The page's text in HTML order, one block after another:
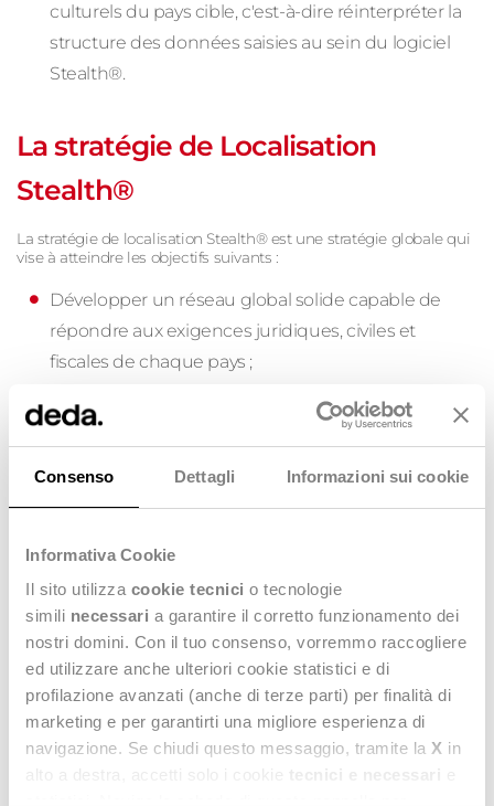
Consenso Dettagli Informazioni sui cookie
Informativa Cookie
Il sito utilizza cookie tecnici o tecnologie
simili necessari a garantire il corretto funzionamento dei
nostri domini. Con il tuo consenso, vorremmo raccogliere
ed utilizzare anche ulteriori cookie statistici e di
profilazione avanzati (anche di terze parti) per finalità di
marketing e per garantirti una migliore esperienza di
navigazione. Se chiudi questo messaggio, tramite la X in
culturels du pays cible, c'est-à-dire réinterpréter la
structure des données saisies au sein du logiciel
Stealth®.
La stratégie de Localisation
Stealth®
La stratégie de localisation Stealth® est une stratégie globale qui
vise à atteindre les objectifs suivants :
Développer un réseau global solide capable de
répondre aux exigences juridiques, civiles et
fiscales de chaque pays ;
Évaluer attentivement les principales « bonnes
Garantir la flexibilité et l'extensibilité face aux
Surveiller toute mise à jour des lois,
réglementations fiscales et civiles au niveau
mondial ;
S'adapter à l'interface logicielle locale de délivrance
des certifications par les autorités locales.